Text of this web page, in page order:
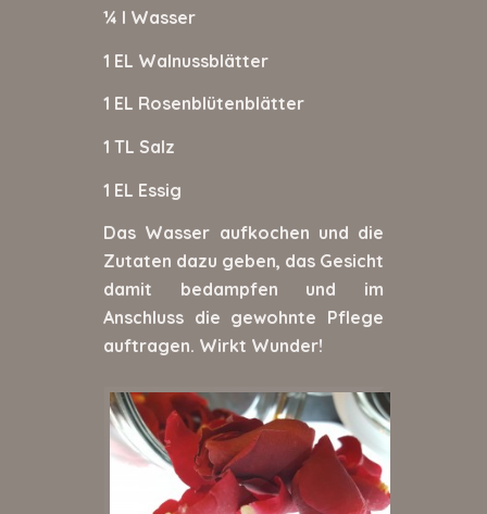
¼ l Wasser
1 EL Walnussblätter
1 EL Rosenblütenblätter
1 TL Salz
1 EL Essig
Das Wasser aufkochen und die
Zutaten dazu geben, das Gesicht
damit bedampfen und im
Anschluss die gewohnte Pflege
auftragen. Wirkt Wunder!